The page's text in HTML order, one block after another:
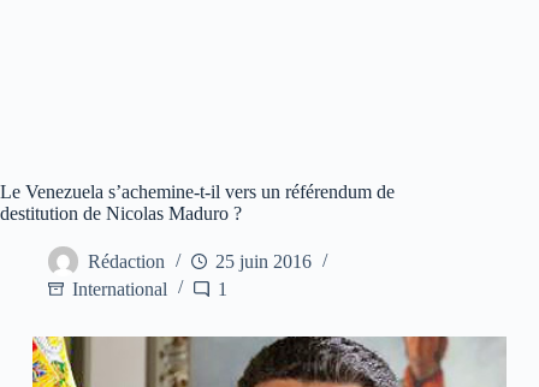
Le Venezuela s’achemine-t-il vers un référendum de
destitution de Nicolas Maduro ?
Rédaction
25 juin 2016
International
1